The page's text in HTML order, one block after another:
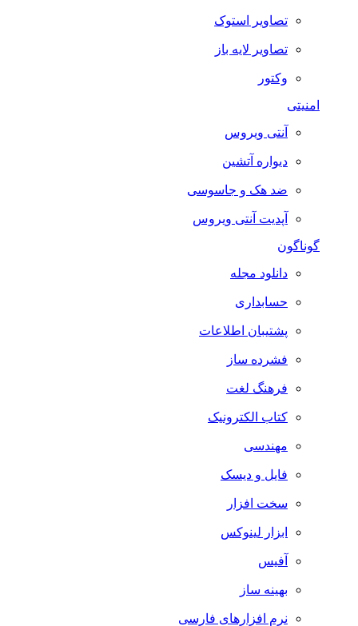
تصاویر استوک
تصاویر لایه باز
وکتور
آنتی ویروس
دیواره آتشین
ضد هک و جاسوسی
آپدیت آنتی ویروس
گوناگون
دانلود مجله
حسابداری
پشتیبان اطلاعات
فشرده ساز
فرهنگ لغت
کتاب الکترونیک
مهندسی
فایل و دیسک
سخت افزار
ابزار لینوکس
آفیس
بهینه ساز
نرم افزارهای فارسی